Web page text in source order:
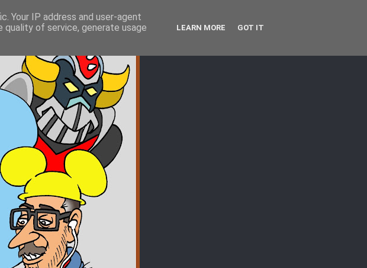
Your IP address and user-agent
quality of service, generate usage
LEARN MORE GOT IT